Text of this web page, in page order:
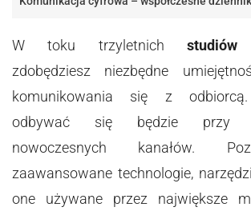
W toku trzyletnich studiów
zdobędziesz niezbędne
komunikowania się z odbiorcą.
odbywać się będzie przy
nowoczesnych kanałów.
zaawansowane technologie,
one używane przez największe